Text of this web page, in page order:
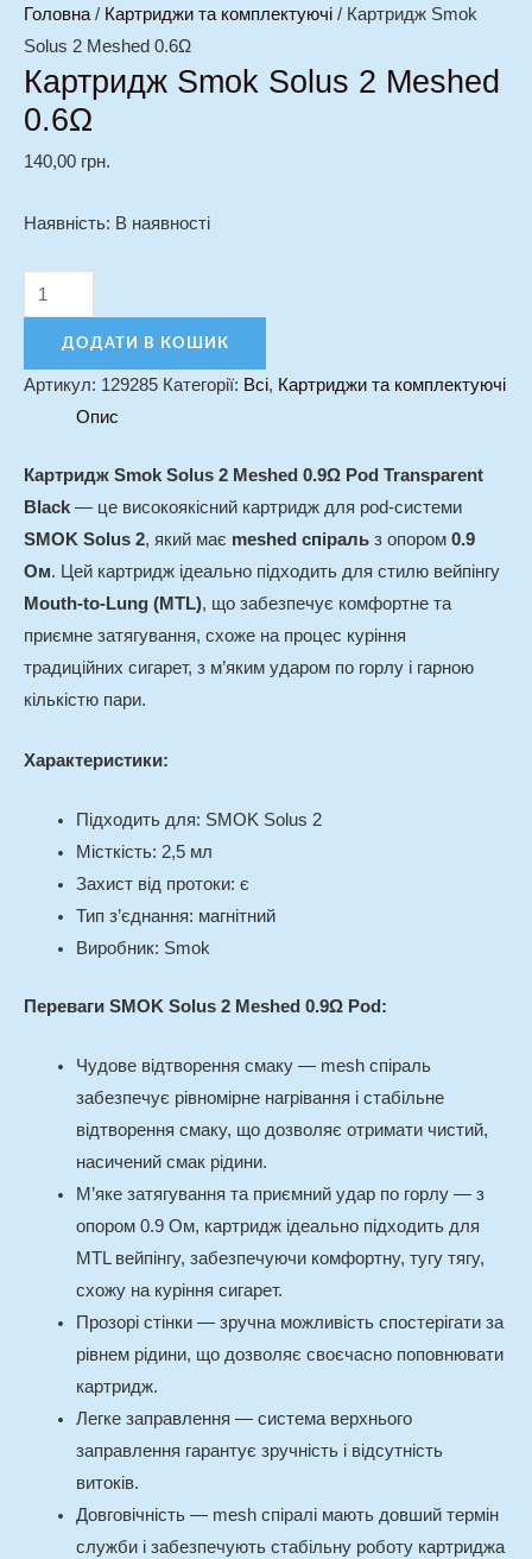
Головна / Картриджи та комплектуючі / Картридж Smok
Solus 2 Meshed 0.6Ω
Картридж Smok Solus 2 Meshed
0.6Ω
140,00 грн.
Наявність: В наявності
ДОДАТИ В КОШИК
Артикул: 129285 Категорії: Всі, Картриджи та комплектуючі
Опис
Картридж Smok Solus 2 Meshed 0.9Ω Pod Transparent
Black — це високоякісний картридж для pod-системи
SMOK Solus 2, який має meshed спіраль з опором 0.9
Ом. Цей картридж ідеально підходить для стилю вейпінгу
Mouth-to-Lung (MTL), що забезпечує комфортне та
приємне затягування, схоже на процес куріння
традиційних сигарет, з м’яким ударом по горлу і гарною
кількістю пари.
Характеристики:
Підходить для: SMOK Solus 2
Місткість: 2,5 мл
Захист від протоки: є
Тип з’єднання: магнітний
Виробник: Smok
Переваги SMOK Solus 2 Meshed 0.9Ω Pod:
Чудове відтворення смаку — mesh спіраль
забезпечує рівномірне нагрівання і стабільне
відтворення смаку, що дозволяє отримати чистий,
насичений смак рідини.
М’яке затягування та приємний удар по горлу — з
опором 0.9 Ом, картридж ідеально підходить для
MTL вейпінгу, забезпечуючи комфортну, тугу тягу,
схожу на куріння сигарет.
Прозорі стінки — зручна можливість спостерігати за
рівнем рідини, що дозволяє своєчасно поповнювати
картридж.
Легке заправлення — система верхнього
заправлення гарантує зручність і відсутність
витоків.
Довговічність — mesh спіралі мають довший термін
служби і забезпечують стабільну роботу картриджа